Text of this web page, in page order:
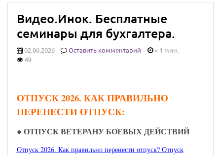
Видео.Инок. Бесплатные
семинары для бухгалтера.
02.06.2026 Оставить комментарий
< 1 мин.
49
ОТПУСК 2026. КАК ПРАВИЛЬНО
ПЕРЕНЕСТИ ОТПУСК:
● ОТПУСК ВЕТЕРАНУ БОЕВЫХ ДЕЙСТВИЙ
Отпуск 2026. Как правильно перенести отпуск? Отпуск